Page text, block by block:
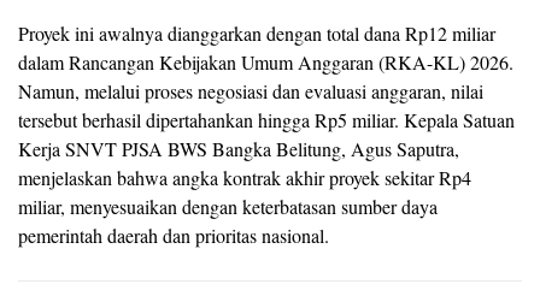
Proyek ini awalnya dianggarkan dengan total dana Rp12 miliar
dalam Rancangan Kebijakan Umum Anggaran (RKA-KL) 2026.
Namun, melalui proses negosiasi dan evaluasi anggaran, nilai
tersebut berhasil dipertahankan hingga Rp5 miliar. Kepala Satuan
Kerja SNVT PJSA BWS Bangka Belitung, Agus Saputra,
menjelaskan bahwa angka kontrak akhir proyek sekitar Rp4
miliar, menyesuaikan dengan keterbatasan sumber daya
pemerintah daerah dan prioritas nasional.